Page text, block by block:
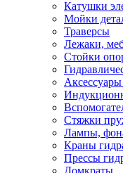
Катушки
Мойки
Траверсы
Лежаки,
Стойки
Аксессуары
Стяжки
Лампы,
Краны
Прессы
Домкраты